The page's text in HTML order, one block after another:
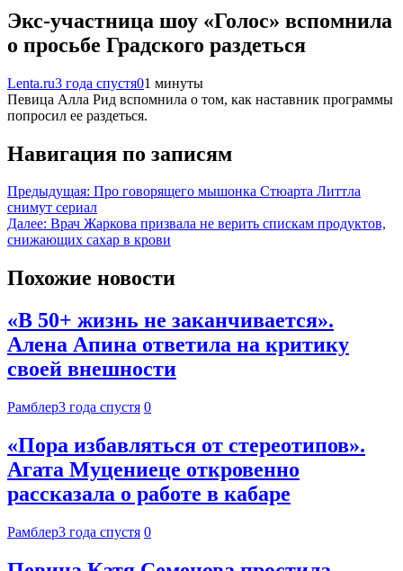
Экс-участница шоу «Голос» вспомнила
о просьбе Градского раздеться
Lenta.ru3 года спустя01 минуты
Певица Алла Рид вспомнила о том, как наставник программы
попросил ее раздеться.
Навигация по записям
Предыдущая: Про говорящего мышонка Стюарта Литтла
снимут сериал
Далее: Врач Жаркова призвала не верить спискам продуктов,
снижающих сахар в крови
Похожие новости
«В 50+ жизнь не заканчивается».
Алена Апина ответила на критику
своей внешности
Рамблер3 года спустя 0
«Пора избавляться от стереотипов».
Агата Муцениеце откровенно
рассказала о работе в кабаре
Рамблер3 года спустя 0